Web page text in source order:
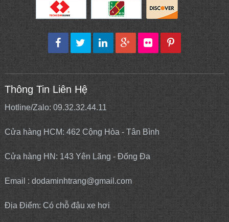
Thông Tin Liên Hệ
Hotline/Zalo: 09.32.32.44.11
Cửa hàng HCM: 462 Cộng Hòa - Tân Bình
Cửa hàng HN: 143 Yên Lãng - Đống Đa
Email : dodaminhtrang@gmail.com
Địa Điểm: Có chỗ đậu xe hơi